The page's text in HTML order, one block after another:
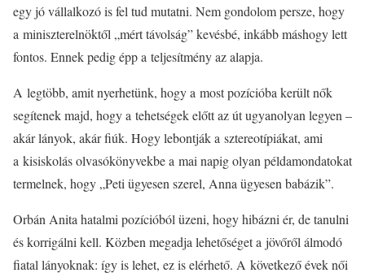
egy jó vállalkozó is fel tud mutatni. Nem gondolom persze, hogy
a miniszterelnöktől „mért távolság” kevésbé, inkább máshogy lett
fontos. Ennek pedig épp a teljesítmény az alapja.
A legtöbb, amit nyerhetünk, hogy a most pozícióba került nők
segítenek majd, hogy a tehetségek előtt az út ugyanolyan legyen –
akár lányok, akár fiúk. Hogy lebontják a sztereotípiákat, ami
a kisiskolás olvasókönyvekbe a mai napig olyan példamondatokat
termelnek, hogy „Peti ügyesen szerel, Anna ügyesen babázik”.
Orbán Anita hatalmi pozícióból üzeni, hogy hibázni ér, de tanulni
és korrigálni kell. Közben megadja lehetőséget a jövőről álmodó
fiatal lányoknak: így is lehet, ez is elérhető. A következő évek női